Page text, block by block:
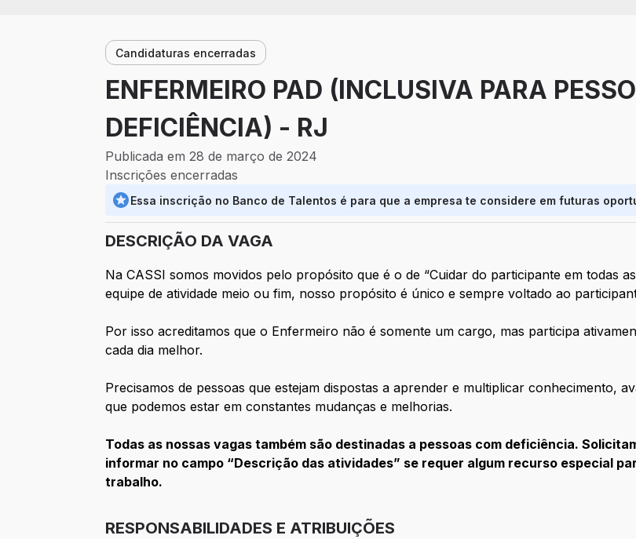
Candidaturas encerradas
ENFERMEIRO PAD (INCLUSIVA PARA
DEFICIÊNCIA) - RJ
Publicada em 28 de março de 2024
Inscrições encerradas
Essa inscrição no Banco de Talentos é para que a empresa te considere em futuras
DESCRIÇÃO DA VAGA
Na CASSI somos movidos pelo propósito que é o de “Cuidar do participante em todas
equipe de atividade meio ou fim, nosso propósito é único e sempre voltado ao
Por isso acreditamos que o Enfermeiro não é somente um cargo, mas participa
cada dia melhor.
Precisamos de pessoas que estejam dispostas a aprender e multiplicar conhecimento,
que podemos estar em constantes mudanças e melhorias.
Todas as nossas vagas também são destinadas a pessoas com deficiência.
informar no campo “Descrição das atividades” se requer algum recurso especial
trabalho.
RESPONSABILIDADES E ATRIBUIÇÕES